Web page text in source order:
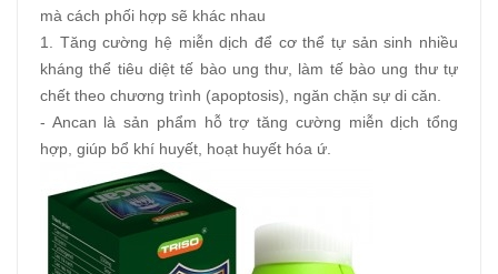
mà cách phối hợp sẽ khác nhau
1. Tăng cường hệ miễn dịch để cơ thể tự sản sinh nhiều
kháng thể tiêu diệt tế bào ung thư, làm tế bào ung thư tự
chết theo chương trình (apoptosis), ngăn chặn sự di căn.
- Ancan là sản phẩm hỗ trợ tăng cường miễn dịch tổng
hợp, giúp bổ khí huyết, hoạt huyết hóa ứ.